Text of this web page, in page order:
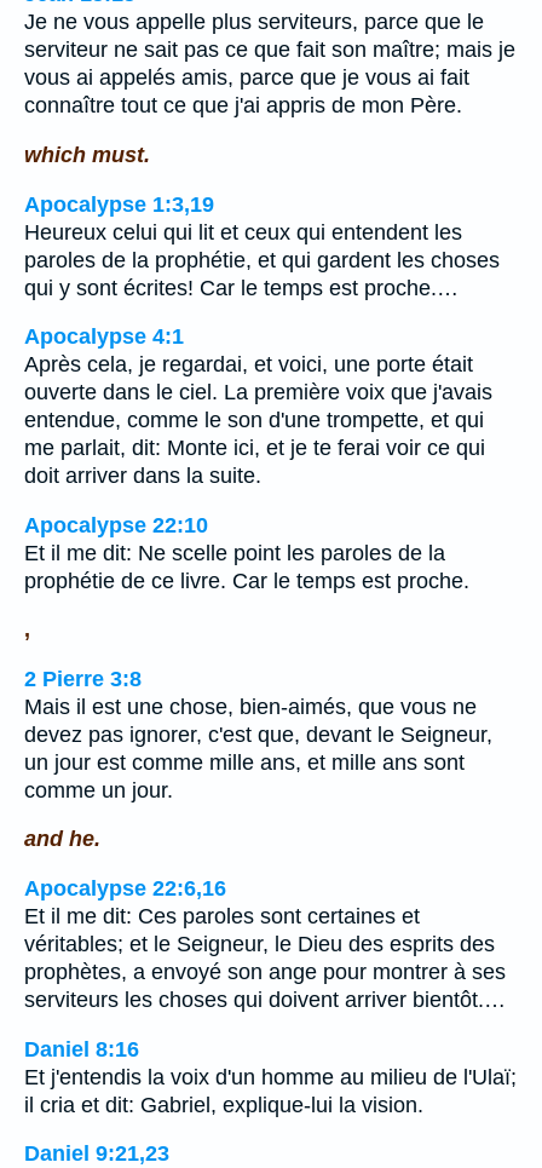
Je ne vous appelle plus serviteurs, parce que le
serviteur ne sait pas ce que fait son maître; mais je
vous ai appelés amis, parce que je vous ai fait
connaître tout ce que j'ai appris de mon Père.
which must.
Apocalypse 1:3,19
Heureux celui qui lit et ceux qui entendent les
paroles de la prophétie, et qui gardent les choses
qui y sont écrites! Car le temps est proche.…
Apocalypse 4:1
Après cela, je regardai, et voici, une porte était
ouverte dans le ciel. La première voix que j'avais
entendue, comme le son d'une trompette, et qui
me parlait, dit: Monte ici, et je te ferai voir ce qui
doit arriver dans la suite.
Apocalypse 22:10
Et il me dit: Ne scelle point les paroles de la
prophétie de ce livre. Car le temps est proche.
,
2 Pierre 3:8
Mais il est une chose, bien-aimés, que vous ne
devez pas ignorer, c'est que, devant le Seigneur,
un jour est comme mille ans, et mille ans sont
comme un jour.
and he.
Apocalypse 22:6,16
Et il me dit: Ces paroles sont certaines et
véritables; et le Seigneur, le Dieu des esprits des
prophètes, a envoyé son ange pour montrer à ses
serviteurs les choses qui doivent arriver bientôt.…
Daniel 8:16
Et j'entendis la voix d'un homme au milieu de l'Ulaï;
il cria et dit: Gabriel, explique-lui la vision.
Daniel 9:21,23